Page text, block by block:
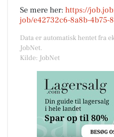
Se mere her: https://
job/e42732c6-8a8b-4b75-
Data er automatisk hentet fra
JobNet.
Kilde: JobNet